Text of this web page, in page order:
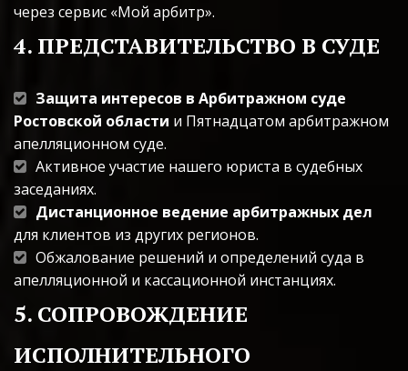
через сервис «Мой арбитр».
4. ПРЕДСТАВИТЕЛЬСТВО В СУДЕ
Защита интересов в Арбитражном суде
Ростовской области и Пятнадцатом арбитражном
апелляционном суде.
Активное участие нашего юриста в судебных
заседаниях.
Дистанционное ведение арбитражных дел
для клиентов из других регионов.
Обжалование решений и определений суда в
апелляционной и кассационной инстанциях.
5. СОПРОВОЖДЕНИЕ
ИСПОЛНИТЕЛЬНОГО